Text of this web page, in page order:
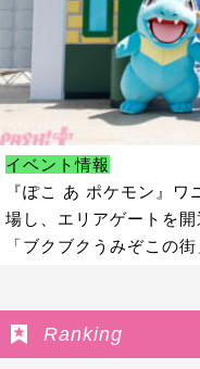
イベント情報
『ぽこ あ ポケモン』
場し、エリアゲートを
「ブクブクうみぞこの
Ranking